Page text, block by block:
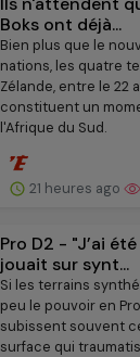
Boks ont déjà...
Bien plus que le
nations, les quatre
Zélande, entre le 22
constituent un
l'Afrique du Sud.
21 heures ago
Pro D2 - "J’ai
jouait sur synt...
Si les terrains
peu le pouvoir en
subissent souvent
surface qui